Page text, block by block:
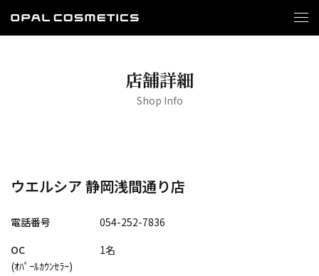
店舗詳細
Shop Info
ウエルシア 静岡浅間通り店
電話番号
054-252-7836
OC
(ｵﾊﾟｰﾙｶｳﾝｾﾗｰ)
1名